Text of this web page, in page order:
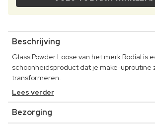
Beschrijving
Glass Powder Loose van het merk Rodial is
schoonheidsproduct dat je make-uproutine
transformeren.
Lees verder
Bezorging